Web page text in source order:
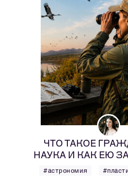
ЧТО ТАКОЕ
НАУКА И КАК ЕЮ
#астрономия